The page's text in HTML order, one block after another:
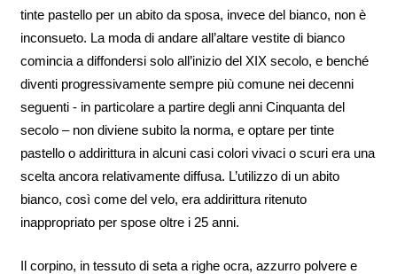
tinte pastello per un abito da sposa, invece del bianco, non è
inconsueto. La moda di andare all’altare vestite di bianco
comincia a diffondersi solo all’inizio del XIX secolo, e benché
diventi progressivamente sempre più comune nei decenni
seguenti - in particolare a partire degli anni Cinquanta del
secolo – non diviene subito la norma, e optare per tinte
pastello o addirittura in alcuni casi colori vivaci o scuri era una
scelta ancora relativamente diffusa. L’utilizzo di un abito
bianco, così come del velo, era addirittura ritenuto
inappropriato per spose oltre i 25 anni.
Il corpino, in tessuto di seta a righe ocra, azzurro polvere e